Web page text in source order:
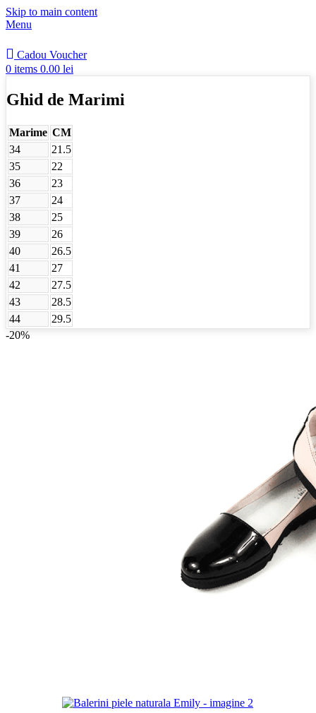
Skip to main content
Menu
Cadou Voucher
0 items 0.00 lei
Ghid de Marimi
Marime CM
34
21.5
35
22
36
23
37
24
38
25
39
26
40
26.5
41
27
42
27.5
43
28.5
44
29.5
-20%